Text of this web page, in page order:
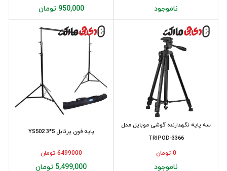
950,000 تومان ناموجود
پایه فون پرتابل YS502 3*5
6499000 تومان
5,499,000 تومان
سه پایه نگهدارنده گوشی موبایل مدل
TRIPOD-3366
0 تومان
ناموجود